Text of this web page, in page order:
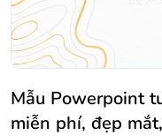
Mẫu Powerpoint
miễn phí, đẹp